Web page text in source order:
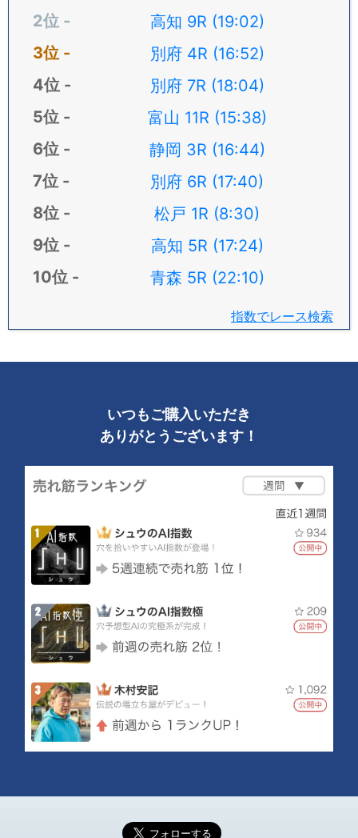
高知 9R (19:02)
別府 4R (16:52)
別府 7R (18:04)
富山 11R (15:38)
静岡 3R (16:44)
別府 6R (17:40)
松戸 1R (8:30)
高知 5R (17:24)
青森 5R (22:10)
指数でレース検索
いつもご購入いただき
ありがとうございます！